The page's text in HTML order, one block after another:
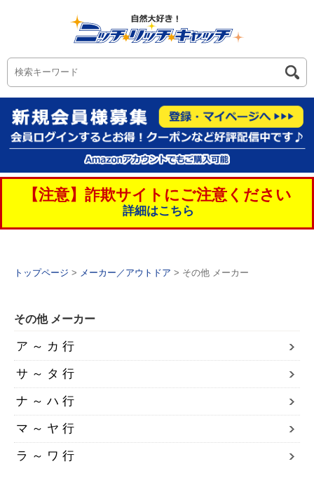
【注意】詐欺サイトにご注意ください
詳細はこちら
トップページ > メーカー／アウトドア > その他 メーカー
その他 メーカー
ア ～ カ 行
サ ～ タ 行
ナ ～ ハ 行
マ ～ ヤ 行
ラ ～ ワ 行